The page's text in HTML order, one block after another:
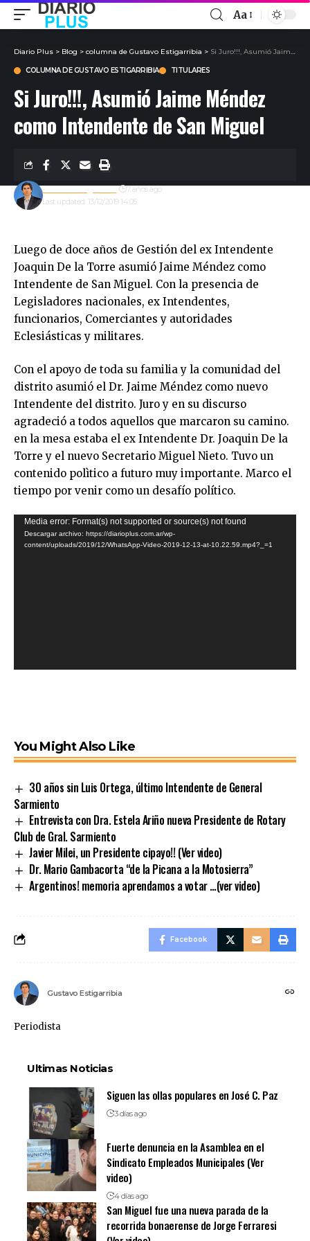
Aa
Diario Plus > Blog > columna de Gustavo Estigarribia > Si Juro!!!, Asumió Jaime Méndez como Intendente de San Miguel
COLUMNA DE GUSTAVO ESTIGARRIBIA TITULARES
Si Juro!!!, Asumió Jaime Méndez
como Intendente de San Miguel
Last updated: 13/12/2019 14:05
Gustavo Estigarribia 7 años ago
Luego de doce años de Gestión del ex Intendente
Joaquin De la Torre asumió Jaime Méndez como
Intendente de San Miguel. Con la presencia de
Legisladores nacionales, ex Intendentes,
funcionarios, Comerciantes y autoridades
Eclesiásticas y militares.
Con el apoyo de toda su familia y la comunidad del
distrito asumió el Dr. Jaime Méndez como nuevo
Intendente del distrito. Juro y en su discurso
agradeció a todos aquellos que marcaron su camino.
en la mesa estaba el ex Intendente Dr. Joaquin De la
Torre y el nuevo Secretario Miguel Nieto. Tuvo un
contenido polìtico a futuro muy importante. Marco el
tiempo por venir como un desafío político.
Reproductor
de
Media error: Format(s) not supported or source(s) not found
Descargar archivo: https://diarioplus.com.ar/wp-
content/uploads/2019/12/WhatsApp-Video-2019-12-13-at-10.22.59.mp4?_=1
You Might Also Like
30 años sin Luis Ortega, último Intendente de General
Sarmiento
Entrevista con Dra. Estela Ariño nueva Presidente de Rotary
Club de Gral. Sarmiento
Javier Milei, un Presidente cipayo!! (Ver video)
Dr. Mario Gambacorta “de la Picana a la Motosierra”
Argentinos! memoria aprendamos a votar …(ver video)
Facebook
Gustavo Estigarribia
Periodista
Ultimas Noticias
Siguen las ollas populares en José C. Paz
3 días ago
Fuerte denuncia en la Asamblea en el
Sindicato Empleados Municipales (Ver
video)
4 días ago
San Miguel fue una nueva parada de la
recorrida bonaerense de Jorge Ferraresi